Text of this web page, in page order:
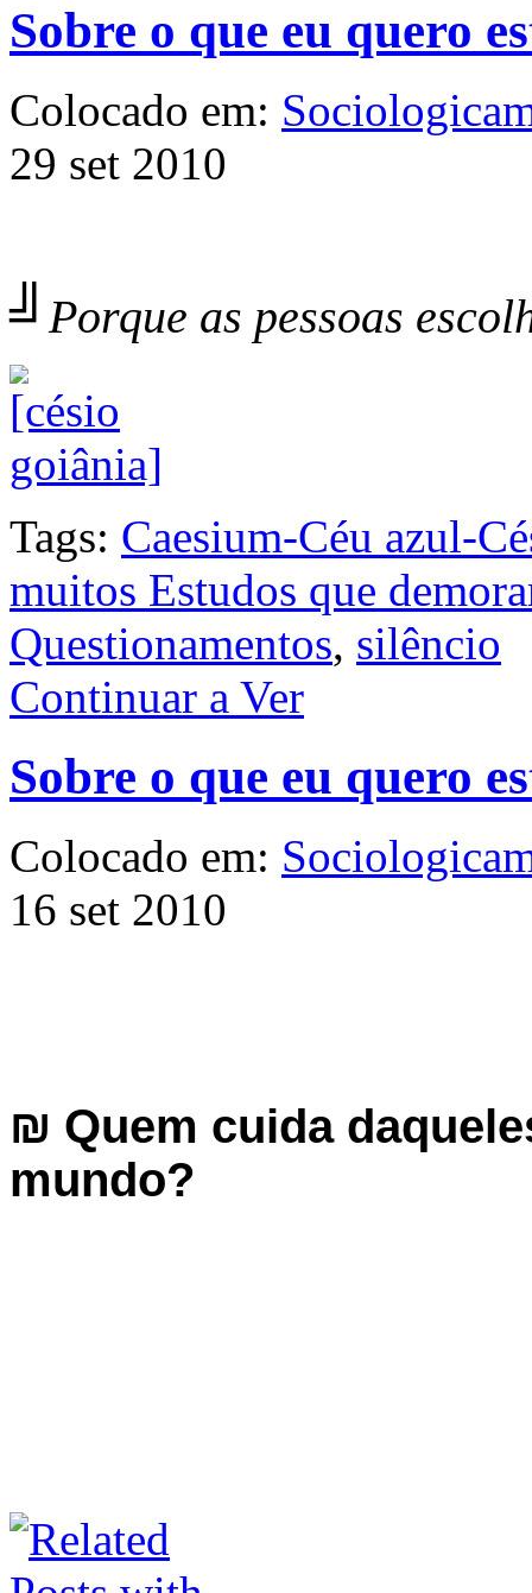
Sobre o que eu quero
Colocado em:
29 set 2010
╝ Porque as pessoas
Tags: Caesium-Céu azul-
muitos Estudos que
Questionamentos, silêncio
Continuar a Ver
Sobre o que eu quero
Colocado em:
16 set 2010
₪ Quem cuida
mundo?